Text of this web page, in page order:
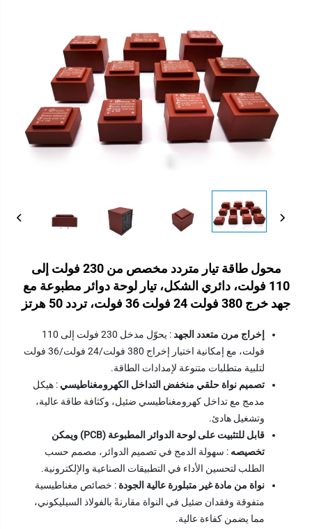
محول طاقة تيار متردد مخصص من 230 فولت إلى
110 فولت، دائري الشكل، تيار لوحة دوائر مطبوعة مع
جهد خرج 380 فولت 24 فولت 36 فولت، تردد 50 هرتز
إخراج مرن متعدد الجهد
: يحوّل مدخل 230 فولت إلى 110
فولت، مع إمكانية اختيار إخراج 380 فولت/24 فولت/36 فولت
لتلبية متطلبات متنوعة لإمدادات الطاقة.
تصميم نواة حلقي منخفض التداخل الكهرومغناطيسي : هيكل
مدمج مع تداخل كهرومغناطيسي ضئيل، وكثافة طاقة عالية،
وتشغيل هادئ.
قابل للتثبيت على لوحة الدوائر المطبوعة (PCB) ويمكن
تخصيصه : سهولة الدمج في تصميم الدوائر، مصمم حسب
الطلب لتحسين الأداء في التطبيقات الصناعية والإلكترونية.
نواة من مادة غير متبلورة عالية الجودة : خصائص مغناطيسية
متفوقة وفقدان ضئيل في النواة مقارنةً بالفولاذ السيليكوني،
مما يضمن كفاءة عالية.